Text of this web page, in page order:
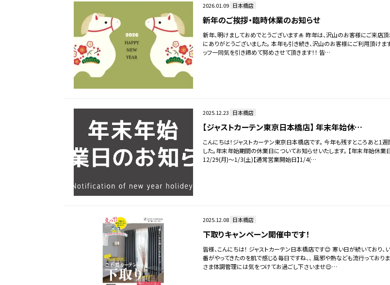
2026.01.09 日本橋店
新年のご挨拶・臨時休業のお知らせ
新年、明けましておめでとうございます🎍 昨年は、沢山のお客様にご来店頂
にありがとうございました。 本年も引き続き、沢山のお客様にご利用頂けま
ッフ一同気を引き締めて努めさせて頂きます！！ 皆…
2025.12.23 日本橋店
【ジャストカーテン東京日本橋店】 年末年始休…
こんにちは！ジャストカーテン東京日本橋店です。 今年も残すところあと1週
した。年末年始期間の休業日についてお知らせいたします。 【年末年始休業日
12/29(月)～1/3(土)【通常営業開始日】1/4(…
2025.12.08 日本橋店
下取りキャンペーン開催中です！
皆様、こんにちは！ ジャストカーテン日本橋店です😊 寒い日が続いており、
番がやってきたのを肌で感じる毎日ですね、、 風邪や熱なども流行っており
さま体調管理には気をつけてお過ごし下さいませ😌…